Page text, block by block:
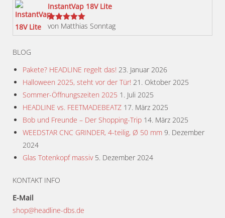
InstantVap 18V Lite
Bewertet
von Matthias Sonntag
BLOG
Pakete? HEADLINE regelt das! 23. Januar 2026
Halloween 2025, steht vor der Tür! 21. Oktober 2025
Sommer-Öffnungszeiten 2025 1. Juli 2025
HEADLINE vs. FEETMADEBEATZ 17. März 2025
Bob und Freunde – Der Shopping-Trip 14. März 2025
WEEDSTAR CNC GRINDER, 4-teilig, Ø 50 mm 9. Dezember
2024
Glas Totenkopf massiv 5. Dezember 2024
KONTAKT INFO
E-Mail
shop@headline-dbs.de